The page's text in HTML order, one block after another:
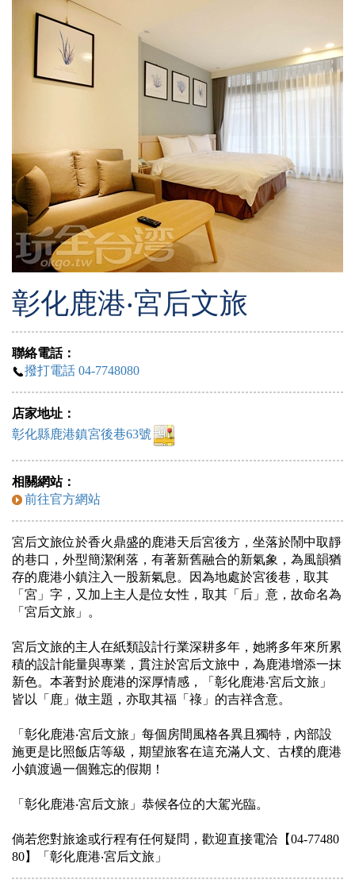
彰化鹿港‧宮后文旅
聯絡電話：
撥打電話 04-7748080
店家地址：
彰化縣鹿港鎮宮後巷63號
相關網站：
前往官方網站
宮后文旅位於香火鼎盛的鹿港天后宮後方，坐落於鬧中取靜
的巷口，外型簡潔俐落，有著新舊融合的新氣象，為風韻猶
存的鹿港小鎮注入一股新氣息。因為地處於宮後巷，取其
「宮」字，又加上主人是位女性，取其「后」意，故命名為
「宮后文旅」。
宮后文旅的主人在紙類設計行業深耕多年，她將多年來所累
積的設計能量與專業，貫注於宮后文旅中，為鹿港增添一抹
新色。本著對於鹿港的深厚情感，「彰化鹿港‧宮后文旅」
皆以「鹿」做主題，亦取其福「祿」的吉祥含意。
「彰化鹿港‧宮后文旅」每個房間風格各異且獨特，內部設
施更是比照飯店等級，期望旅客在這充滿人文、古樸的鹿港
小鎮渡過一個難忘的假期！
「彰化鹿港‧宮后文旅」恭候各位的大駕光臨。
倘若您對旅途或行程有任何疑問，歡迎直接電洽【04-77480
80】「彰化鹿港‧宮后文旅」